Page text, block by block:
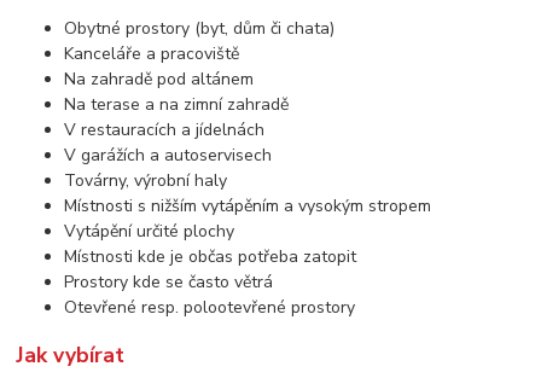
Obytné prostory (byt, dům či chata)
Kanceláře a pracoviště
Na zahradě pod altánem
Na terase a na zimní zahradě
V restauracích a jídelnách
V garážích a autoservisech
Továrny, výrobní haly
Místnosti s nižším vytápěním a vysokým stropem
Vytápění určité plochy
Místnosti kde je občas potřeba zatopit
Prostory kde se často větrá
Otevřené resp. polootevřené prostory
Jak vybírat